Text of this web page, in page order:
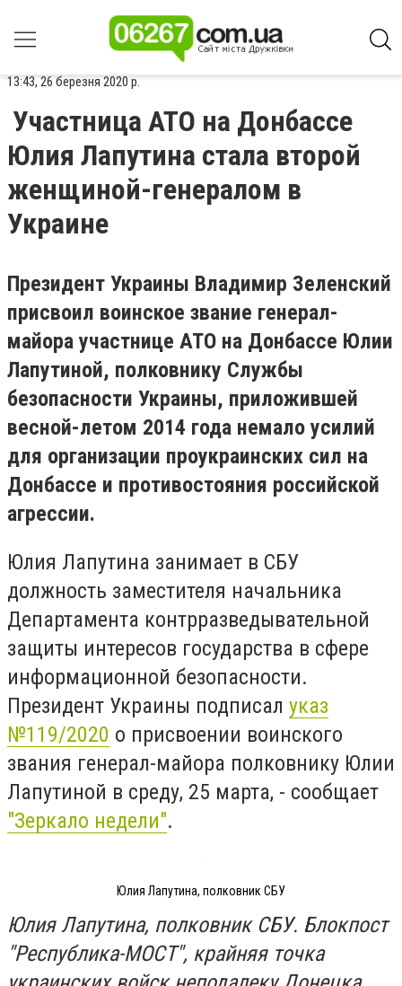
13:43, 26 березня 2020 р.
Участница АТО на Донбассе
Юлия Лапутина стала второй
женщиной-генералом в
Украине
Президент Украины Владимир Зеленский
присвоил воинское звание генерал-
майора участнице АТО на Донбассе Юлии
Лапутиной, полковнику Службы
безопасности Украины, приложившей
весной-летом 2014 года немало усилий
для организации проукраинских сил на
Донбассе и противостояния российской
агрессии.
Юлия Лапутина занимает в СБУ
должность заместителя начальника
Департамента контрразведывательной
защиты интересов государства в сфере
информационной безопасности.
Президент Украины подписал указ
№119/2020 о присвоении воинского
звания генерал-майора полковнику Юлии
Лапутиной в среду, 25 марта, - сообщает
"Зеркало недели".
Юлия Лапутина, полковник СБУ
Юлия Лапутина, полковник СБУ. Блокпост
"Республика-МОСТ", крайняя точка